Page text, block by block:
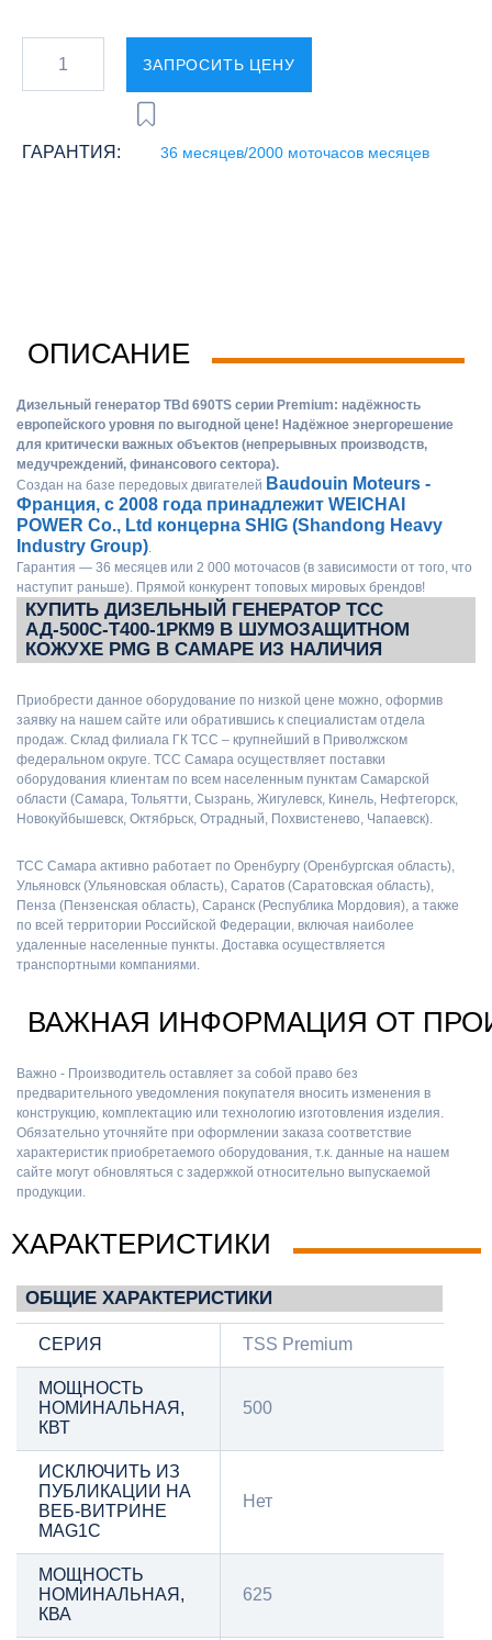
ЗАПРОСИТЬ ЦЕНУ
ГАРАНТИЯ: 36 месяцев/2000 моточасов месяцев
ОПИСАНИЕ
Дизельный генератор TBd 690TS серии Premium: надёжность
европейского уровня по выгодной цене! Надёжное энергорешение
для критически важных объектов (непрерывных производств,
медучреждений, финансового сектора).
Создан на базе передовых двигателей Baudouin Moteurs -
Франция, с 2008 года принадлежит WEICHAI
POWER Co., Ltd концерна SHIG (Shandong Heavy
Industry Group).
Гарантия — 36 месяцев или 2 000 моточасов (в зависимости от того, что
наступит раньше). Прямой конкурент топовых мировых брендов!
КУПИТЬ ДИЗЕЛЬНЫЙ ГЕНЕРАТОР ТСС
АД-500С-Т400-1РКМ9 В ШУМОЗАЩИТНОМ
КОЖУХЕ PMG В САМАРЕ ИЗ НАЛИЧИЯ
Приобрести данное оборудование по низкой цене можно, оформив
заявку на нашем сайте или обратившись к специалистам отдела
продаж. Склад филиала ГК ТСС – крупнейший в Приволжском
федеральном округе. ТСС Самара осуществляет поставки
оборудования клиентам по всем населенным пунктам Самарской
области (Самара, Тольятти, Сызрань, Жигулевск, Кинель, Нефтегорск,
Новокуйбышевск, Октябрьск, Отрадный, Похвистенево, Чапаевск).
ТСС Самара активно работает по Оренбургу (Оренбургская область),
Ульяновск (Ульяновская область), Саратов (Саратовская область),
Пенза (Пензенская область), Саранск (Республика Мордовия), а также
по всей территории Российской Федерации, включая наиболее
удаленные населенные пункты. Доставка осуществляется
транспортными компаниями.
ВАЖНАЯ ИНФОРМАЦИЯ ОТ
Важно - Производитель оставляет за собой право без
предварительного уведомления покупателя вносить изменения в
конструкцию, комплектацию или технологию изготовления изделия.
Обязательно уточняйте при оформлении заказа соответствие
характеристик приобретаемого оборудования, т.к. данные на нашем
сайте могут обновляться с задержкой относительно выпускаемой
продукции.
ХАРАКТЕРИСТИКИ
ОБЩИЕ ХАРАКТЕРИСТИКИ
СЕРИЯ TSS Premium
МОЩНОСТЬ
НОМИНАЛЬНАЯ,
КВТ
500
ИСКЛЮЧИТЬ ИЗ
ПУБЛИКАЦИИ НА
ВЕБ-ВИТРИНЕ
MAG1C
Нет
МОЩНОСТЬ
НОМИНАЛЬНАЯ,
КВА
625